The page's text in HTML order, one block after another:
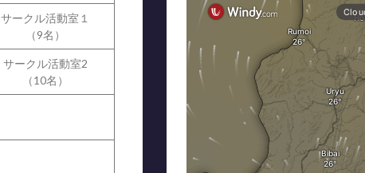
サークル活動室１
（9名）
サークル活動室2
（10名）